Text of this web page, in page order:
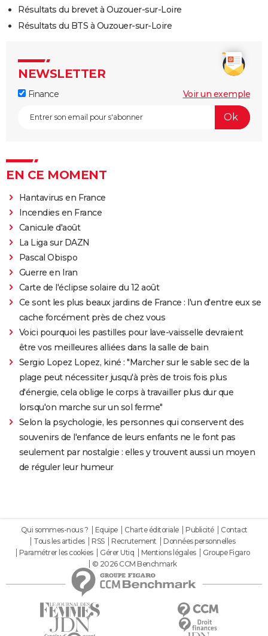
Résultats du brevet à Ouzouer-sur-Loire
Résultats du BTS à Ouzouer-sur-Loire
NEWSLETTER
Finance Voir un exemple
EN CE MOMENT
Hantavirus en France
Incendies en France
Canicule d'août
La Liga sur DAZN
Pascal Obispo
Guerre en Iran
Carte de l'éclipse solaire du 12 août
Ce sont les plus beaux jardins de France : l'un d'entre eux se
cache forcément près de chez vous
Voici pourquoi les pastilles pour lave-vaisselle devraient
être vos meilleures alliées dans la salle de bain
Sergio Lopez Lopez, kiné : "Marcher sur le sable sec de la
plage peut nécessiter jusqu'à près de trois fois plus
d'énergie, cela oblige le corps à travailler plus dur que
lorsqu'on marche sur un sol ferme"
Selon la psychologie, les personnes qui conservent des
souvenirs de l'enfance de leurs enfants ne le font pas
seulement par nostalgie : elles y trouvent aussi un moyen
de réguler leur humeur
Qui sommes-nous ? Equipe Charte éditoriale Publicité
Contact
Tous les articles
RSS Recrutement
Données personnelles
Paramétrer les cookies
Gérer Utiq Mentions légales
Groupe Figaro
© 2026 CCM Benchmark